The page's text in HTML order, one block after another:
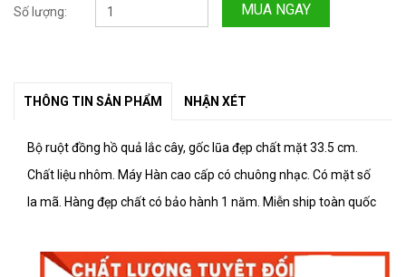
Số lượng: MUA NGAY
THÔNG TIN SẢN PHẨM NHẬN XÉT
Bộ ruột đồng hồ quả lắc cây, gốc lũa đẹp chất mặt 33.5 cm.
Chất liệu nhôm. Máy Hàn cao cấp có chuông nhạc. Có mặt số
la mã. Hàng đẹp chất có bảo hành 1 năm. Miễn ship toàn quốc